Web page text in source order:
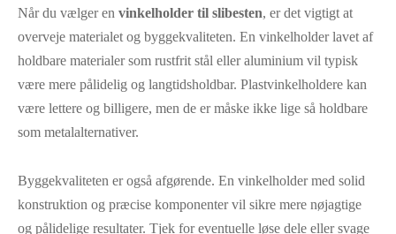
Når du vælger en vinkelholder til slibesten, er det vigtigt at
overveje materialet og byggekvaliteten. En vinkelholder lavet af
holdbare materialer som rustfrit stål eller aluminium vil typisk
være mere pålidelig og langtidsholdbar. Plastvinkelholdere kan
være lettere og billigere, men de er måske ikke lige så holdbare
som metalalternativer.
Byggekvaliteten er også afgørende. En vinkelholder med solid
konstruktion og præcise komponenter vil sikre mere nøjagtige
og pålidelige resultater. Tjek for eventuelle løse dele eller svage